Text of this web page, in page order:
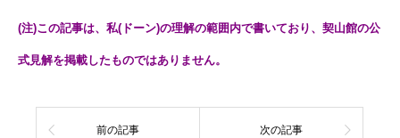
(注)この記事は、私(ドーン)の理解の範囲内で書いており、契山館の公
式見解を掲載したものではありません。
前の記事 次の記事